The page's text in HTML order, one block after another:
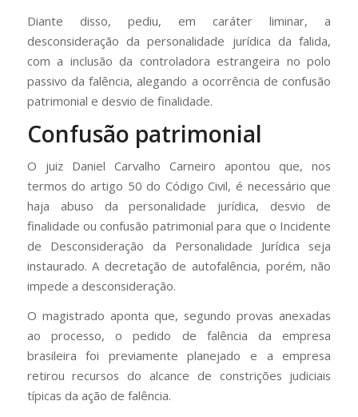
Diante disso, pediu, em caráter liminar, a
desconsideração da personalidade jurídica da falida,
com a inclusão da controladora estrangeira no polo
passivo da falência, alegando a ocorrência de confusão
patrimonial e desvio de finalidade.
Confusão patrimonial
O juiz Daniel Carvalho Carneiro apontou que, nos
termos do artigo 50 do Código Civil, é necessário que
haja abuso da personalidade jurídica, desvio de
finalidade ou confusão patrimonial para que o Incidente
de Desconsideração da Personalidade Jurídica seja
instaurado. A decretação de autofalência, porém, não
impede a desconsideração.
O magistrado aponta que, segundo provas anexadas
ao processo, o pedido de falência da empresa
brasileira foi previamente planejado e a empresa
retirou recursos do alcance de constrições judiciais
típicas da ação de falência.